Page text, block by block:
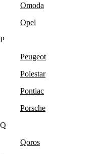
Omoda
Opel
P
Peugeot
Polestar
Pontiac
Porsche
Q
Qoros